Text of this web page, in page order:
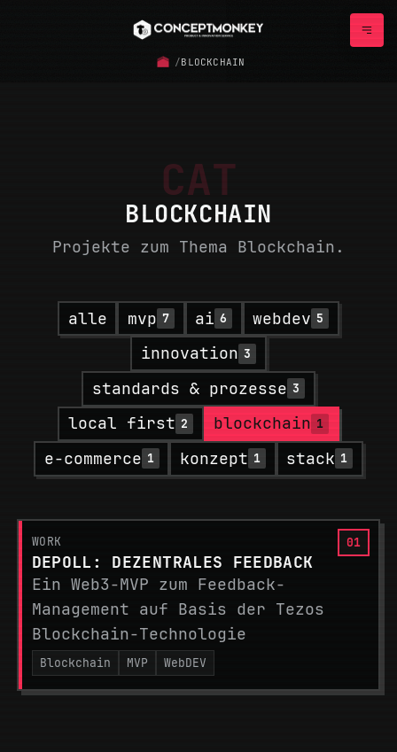
/BLOCKCHAIN
CAT
BLOCKCHAIN
Projekte zum Thema Blockchain.
alle mvp 7 ai 6 webdev 5
innovation 3
standards & prozesse 3
local first 2 blockchain 1
e-commerce 1 konzept 1 stack 1
WORK
DEPOLL: DEZENTRALES FEEDBACK
Ein Web3-MVP zum Feedback-
Management auf Basis der Tezos
Blockchain-Technologie
Blockchain MVP WebDEV